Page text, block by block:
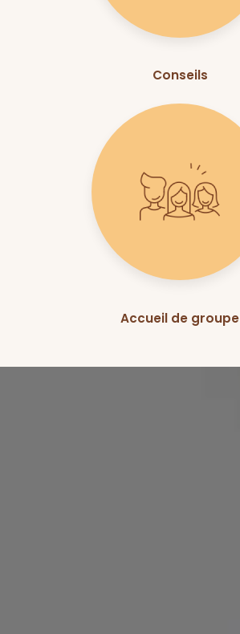
Conseils
Accueil de groupe